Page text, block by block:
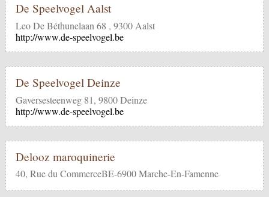
De Speelvogel Aalst
Leo De Béthunelaan 68 , 9300 Aalst
http://www.de-speelvogel.be
De Speelvogel Deinze
Gaversesteenweg 81, 9800 Deinze
http://www.de-speelvogel.be
Delooz maroquinerie
40, Rue du CommerceBE-6900 Marche-En-Famenne